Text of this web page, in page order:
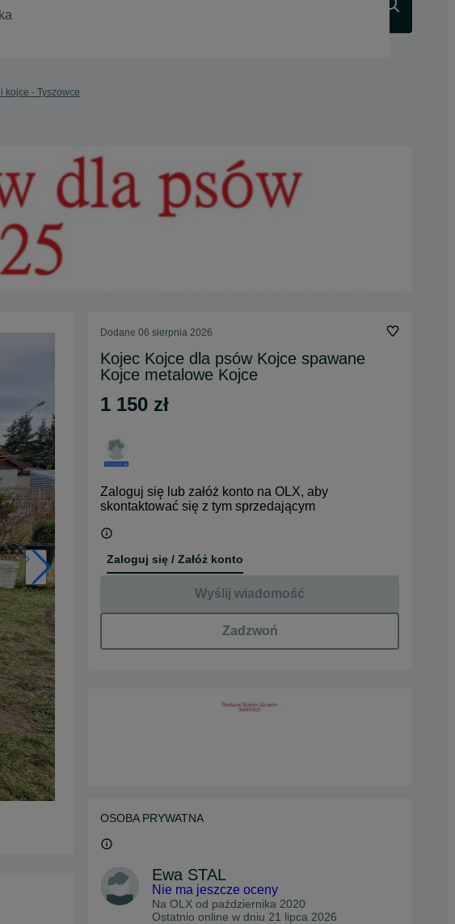
kojce - Tyszowce
Dodane 06 sierpnia 2026
Kojec Kojce dla psów Kojce spawane
Kojce metalowe Kojce
1 150 zł
Zaloguj się lub załóż konto na OLX, aby
skontaktować się z tym sprzedającym
Zaloguj się / Załóż konto
Wyślij wiadomość
Zadzwoń
OSOBA PRYWATNA
Ewa STAL
Nie ma jeszcze oceny
Na OLX od października 2020
Ostatnio online w dniu 21 lipca 2026